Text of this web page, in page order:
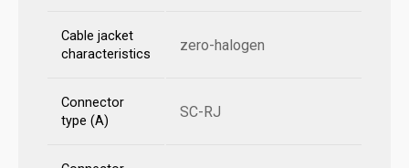
Cable jacket
characteristics
zero-halogen
Connector
type (A)
SC-RJ